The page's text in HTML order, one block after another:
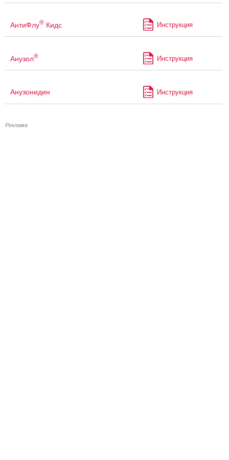
АнтиФлу® Кидс Инструкция
Анузол® Инструкция
Анузонидин Инструкция
Реклама